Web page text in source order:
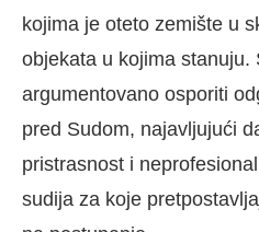
kojima je oteto zemište u
objekata u kojima stanuju.
argumentovano osporiti
pred Sudom, najavljujući
pristrasnost i
sudija za koje